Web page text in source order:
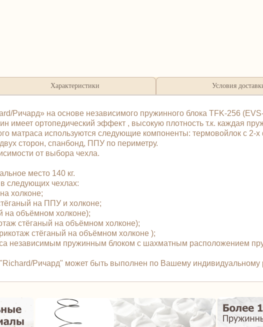
Характеристики Условия
Ричард» на основе независимого пружинного блока TFK-256
имеет ортопедический эффект , высокую плотность т.к. каждая
матраса используются следующие компоненты: термовойлок с 2-
сторон, спанбонд, ППУ по периметру.
от выбора чехла.
место 140 кг.
в следующих чехлах:
холконе;
на ППУ и холконе;
на объёмном холконе);
стёганый на объёмном холконе);
стёганый на объёмном холконе );
независимым пружинным блоком с шахматным расположением
Ричард" может быть выполнен по Вашему индивидуальному